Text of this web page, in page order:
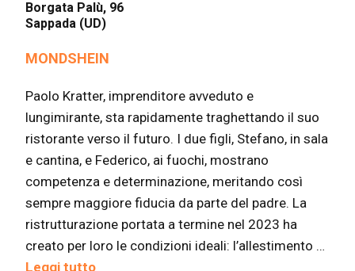
Borgata Palù, 96
Sappada (UD)
MONDSHEIN
Paolo Kratter, imprenditore avveduto e
lungimirante, sta rapidamente traghettando il suo
ristorante verso il futuro. I due figli, Stefano, in sala
e cantina, e Federico, ai fuochi, mostrano
competenza e determinazione, meritando così
sempre maggiore fiducia da parte del padre. La
ristrutturazione portata a termine nel 2023 ha
creato per loro le condizioni ideali: l’allestimento …
Leggi tutto